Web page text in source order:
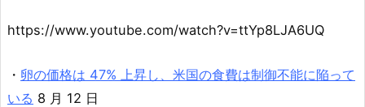
https://www.youtube.com/watch?v=ttYp8LJA6UQ
・ 卵の価格は 47% 上昇し、米国の食費は制御不能に陥って
いる 8 月 12 日